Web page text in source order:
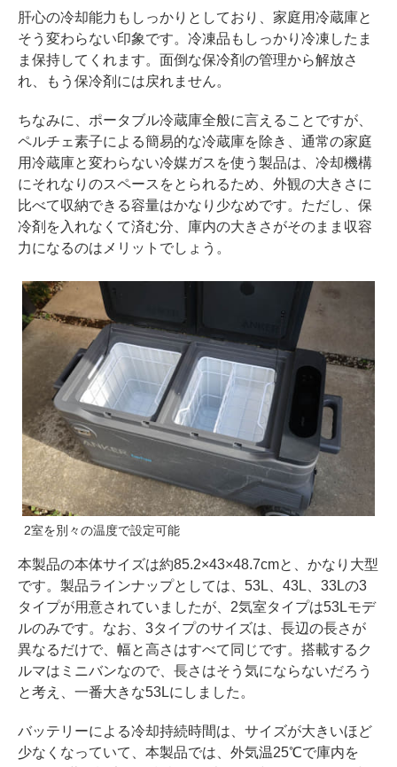
肝心の冷却能力もしっかりとしており、家庭用冷蔵庫と
そう変わらない印象です。冷凍品もしっかり冷凍したま
ま保持してくれます。面倒な保冷剤の管理から解放さ
れ、もう保冷剤には戻れません。
ちなみに、ポータブル冷蔵庫全般に言えることですが、
ペルチェ素子による簡易的な冷蔵庫を除き、通常の家庭
用冷蔵庫と変わらない冷媒ガスを使う製品は、冷却機構
にそれなりのスペースをとられるため、外観の大きさに
比べて収納できる容量はかなり少なめです。ただし、保
冷剤を入れなくて済む分、庫内の大きさがそのまま収容
力になるのはメリットでしょう。
2室を別々の温度で設定可能
本製品の本体サイズは約85.2×43×48.7cmと、かなり大型
です。製品ラインナップとしては、53L、43L、33Lの3
タイプが用意されていましたが、2気室タイプは53Lモデ
ルのみです。なお、3タイプのサイズは、長辺の長さが
異なるだけで、幅と高さはすべて同じです。搭載するク
ルマはミニバンなので、長さはそう気にならないだろう
と考え、一番大きな53Lにしました。
バッテリーによる冷却持続時間は、サイズが大きいほど
少なくなっていて、本製品では、外気温25℃で庫内を